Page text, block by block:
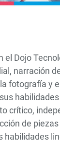
el Dojo
narración
fotografía y
crítico,
de
habilidades